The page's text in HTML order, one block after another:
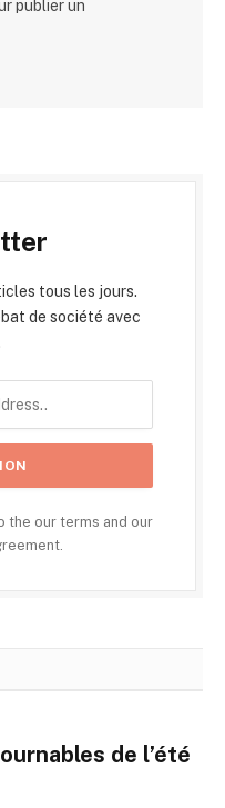
publier un
tous les jours.
de société avec
the our terms and our
de l’été